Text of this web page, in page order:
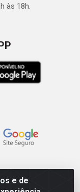
e de
às 18h.
Queiróz, 274